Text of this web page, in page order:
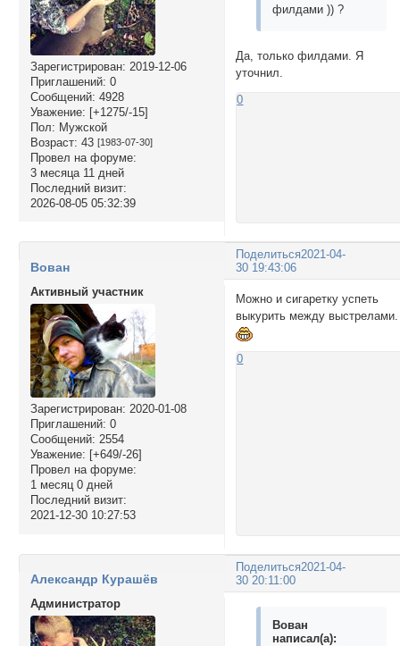
Зарегистрирован: 2019-12-06
Приглашений: 0
Сообщений: 4928
Уважение: [+1275/-15]
Пол: Мужской
Возраст: 43 [1983-07-30]
Провел на форуме:
3 месяца 11 дней
Последний визит:
2026-08-05 05:32:39
филдами )) ?
Да, только филдами. Я
уточнил.
0
Поделиться2021-04-
30 19:43:06
Вован
Активный участник
Зарегистрирован: 2020-01-08
Приглашений: 0
Сообщений: 2554
Уважение: [+649/-26]
Провел на форуме:
1 месяц 0 дней
Последний визит:
2021-12-30 10:27:53
Можно и сигаретку успеть
выкурить между выстрелами.
0
Поделиться2021-04-
30 20:11:00
Александр Курашёв
Администратор
Вован
написал(а):